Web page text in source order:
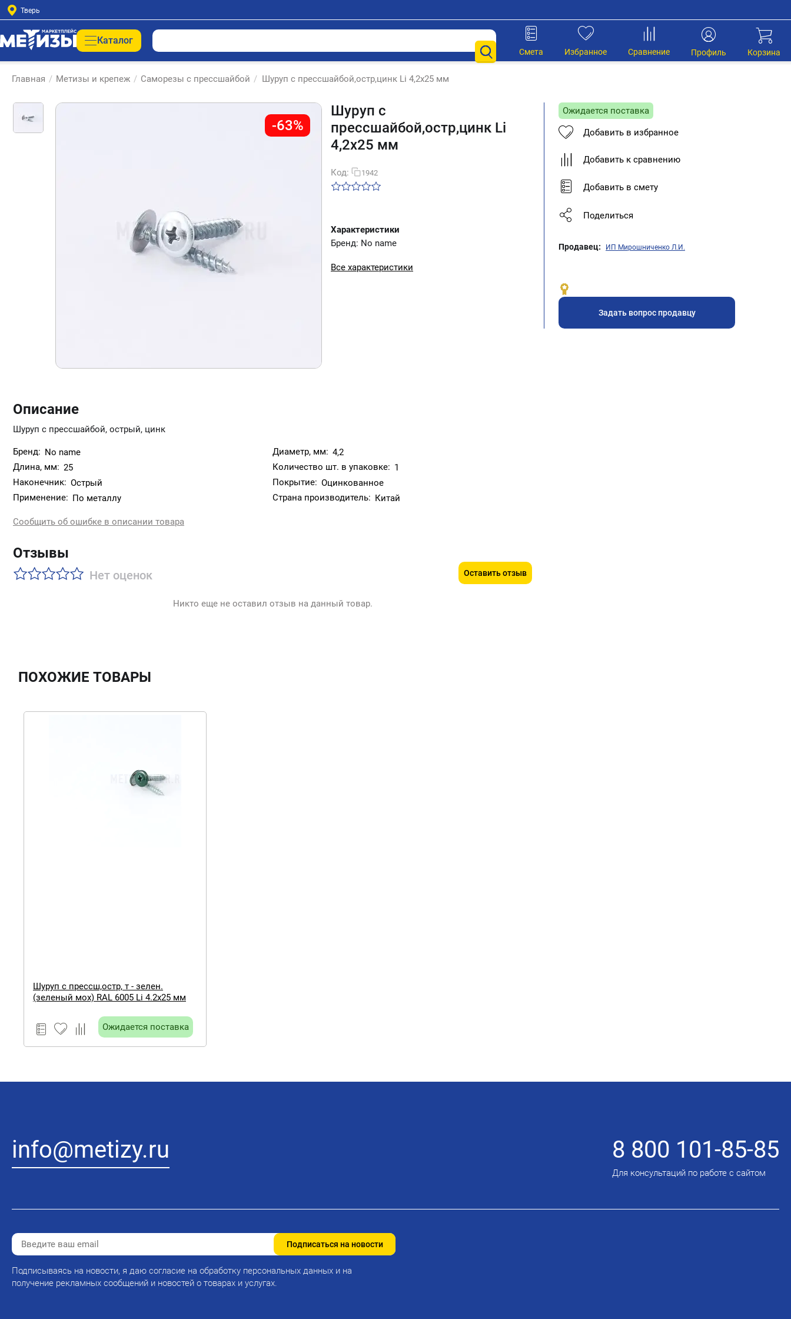
Тверь
Каталог
Корзина
Профиль
Сравнение
Избранное
Смета
Главная / Метизы и крепеж / Саморезы с прессшайбой / Шуруп с прессшайбой,остр,цинк Li 4,2х25 мм
-63%
Шуруп с
прессшайбой,остр,цинк Li
4,2х25 мм
Код: 1942
Характеристики
Бренд: No name
Все характеристики
Описание
Шуруп с прессшайбой, острый, цинк
Бренд: No name Диаметр, мм: 4,2
Длина, мм: 25 Количество шт. в упаковке: 1
Наконечник: Острый Покрытие: Оцинкованное
Применение: По металлу Страна производитель: Китай
Сообщить об ошибке в описании товара
Отзывы
Нет оценок Оставить отзыв
Никто еще не оставил отзыв на данный товар.
Ожидается поставка
Добавить в избранное
Добавить к сравнению
Добавить в смету
Поделиться
Продавец: ИП Мирошниченко Л.И.
Задать вопрос продавцу
ПОХОЖИЕ ТОВАРЫ
Шуруп с прессш,остр, т - зелен.
(зеленый мох) RAL 6005 Li 4.2х25 мм
Ожидается поставка
info@metizy.ru 8 800 101-85-85
Для консультаций по работе с сайтом
Подписаться на новости
Подписываясь на новости, я даю согласие на обработку персональных данных и на
получение рекламных сообщений и новостей о товарах и услугах.